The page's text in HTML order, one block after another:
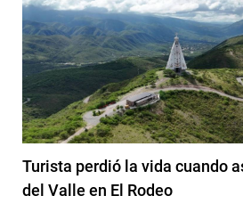
Turista perdió la vida cuando
del Valle en El Rodeo